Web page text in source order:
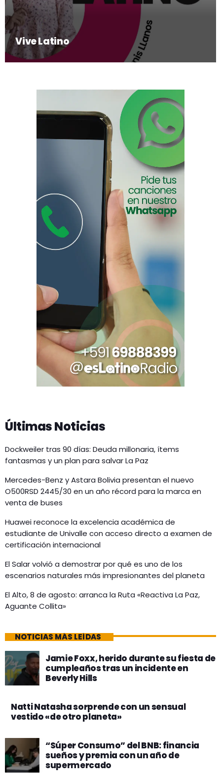
Vive Latino
Últimas Noticias
Dockweiler tras 90 días: Deuda millonaria, ítems
fantasmas y un plan para salvar La Paz
Mercedes-Benz y Astara Bolivia presentan el nuevo
O500RSD 2445/30 en un año récord para la marca en
venta de buses
Huawei reconoce la excelencia académica de
estudiante de Univalle con acceso directo a examen de
certificación internacional
El Salar volvió a demostrar por qué es uno de los
escenarios naturales más impresionantes del planeta
El Alto, 8 de agosto: arranca la Ruta «Reactiva La Paz,
Aguante Collita»
NOTICIAS MÁS LEÍDAS
Jamie Foxx, herido durante su fiesta de
cumpleaños tras un incidente en
Beverly Hills
Natti Natasha sorprende con un sensual
vestido «de otro planeta»
“Súper Consumo” del BNB: financia
sueños y premia con un año de
supermercado